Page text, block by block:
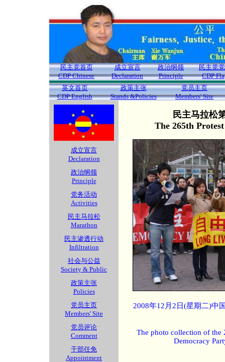
民主党首页
CDP Chinese
成立宣言
Declaration
政治纲领
Principle
民主党
CDP
英文首页
CDP English
政策主张
Stands &Policies
党员主页
Members' Site
成立宣言
Declaration
政治纲领
Principle
党务活动
Activities
民主马拉松
Marathon
民主渗透行动
Infiltration
社会与公益
Society & Public
政策主张
Policies
党员主页
Members' Site
党员评论
Comment
干部任免
Appointment
民主马拉松
The 265th
2008年12月2日(星期二)中
The photo collection of the
Democracy